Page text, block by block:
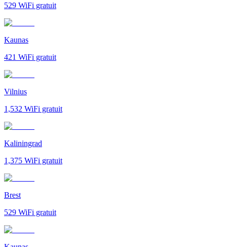
529 WiFi gratuit
Kaunas
421 WiFi gratuit
Vilnius
1,532 WiFi gratuit
Kaliningrad
1,375 WiFi gratuit
Brest
529 WiFi gratuit